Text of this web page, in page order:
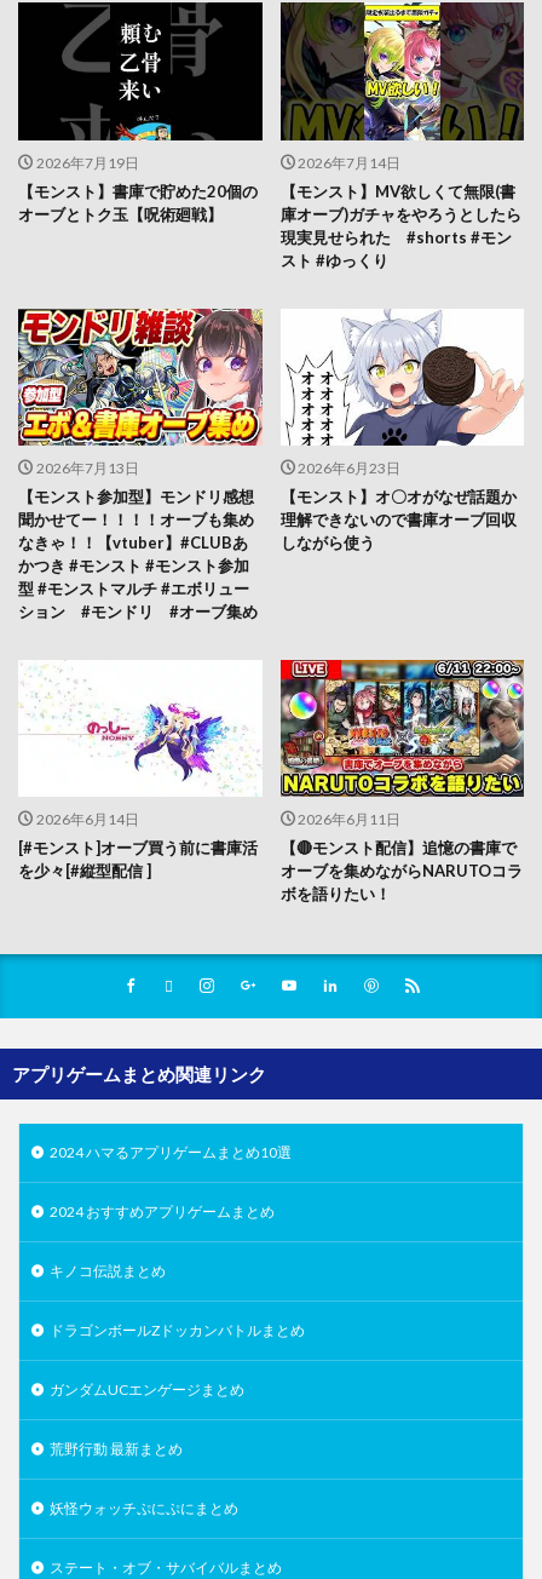
2026年7月19日
【モンスト】書庫で貯めた20個の
オーブとトク玉【呪術廻戦】
2026年7月14日
【モンスト】MV欲しくて無限(書
庫オーブ)ガチャをやろうとしたら
現実見せられた #shorts #モン
スト #ゆっくり
2026年7月13日
【モンスト参加型】モンドリ感想
聞かせてー！！！！オーブも集め
なきゃ！！【vtuber】#CLUBあ
かつき #モンスト #モンスト参加
型 #モンストマルチ #エボリュー
ション #モンドリ #オーブ集め
2026年6月23日
【モンスト】オ〇オがなぜ話題か
理解できないので書庫オーブ回収
しながら使う
2026年6月14日
[#モンスト]オーブ買う前に書庫活
を少々[#縦型配信 ]
2026年6月11日
【🔴モンスト配信】追憶の書庫で
オーブを集めながらNARUTOコラ
ボを語りたい！
アプリゲームまとめ関連リンク
2024 ハマるアプリゲームまとめ10選
2024 おすすめアプリゲームまとめ
キノコ伝説まとめ
ドラゴンボールZドッカンバトルまとめ
ガンダムUCエンゲージまとめ
荒野行動 最新まとめ
妖怪ウォッチぷにぷにまとめ
ステート・オブ・サバイバルまとめ